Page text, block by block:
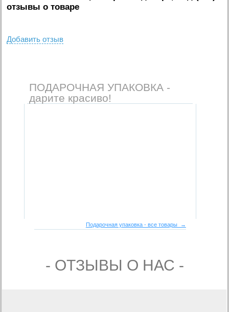
отзывы о товаре
Добавить отзыв
ПОДАРОЧНАЯ УПАКОВКА -
дарите красиво!
Подарочная упаковка - все товары →
- ОТЗЫВЫ О НАС -